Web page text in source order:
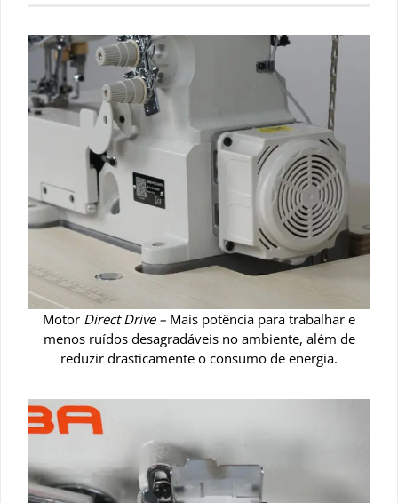
Motor Direct Drive – Mais potência para trabalhar e
menos ruídos desagradáveis no ambiente, além de
reduzir drasticamente o consumo de energia.